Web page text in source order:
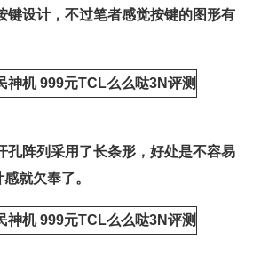
设计，不过笔者感觉按键的图形有
阵列采用了长条形，好处是不容易
就欠奉了。